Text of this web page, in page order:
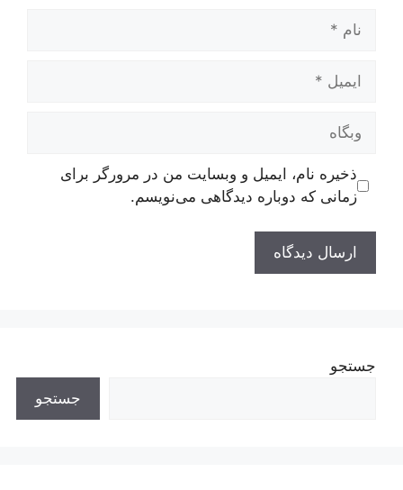
ایمیل
وبگاه
ذخیره نام، ایمیل و وبسایت من در مرورگر برای
زمانی که دوباره دیدگاهی می‌نویسم.
جستجو
جستجو